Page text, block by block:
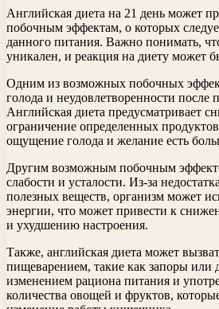
Английская диета на 21 день может
побочным эффектам, о которых
данного питания. Важно понимать,
уникален, и реакция на диету может
Одним из возможных побочных
голода и неудовлетворенности после
Английская диета предусматривает
ограничение определенных
ощущение голода и желание есть
Другим возможным побочным
слабости и усталости. Из-за
полезных веществ, организм может
энергии, что может привести к
и ухудшению настроения.
Также, английская диета может
пищеварением, такие как запоры или
изменением рациона питания и
количества овощей и фруктов,